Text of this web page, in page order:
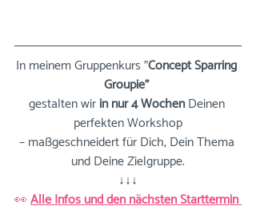
In meinem Gruppenkurs "Concept Sparring
Groupie"
gestalten wir in nur 4 Wochen Deinen
perfekten Workshop
– maßgeschneidert für Dich, Dein Thema
und Deine Zielgruppe.
↓↓↓
👀Alle Infos und den nächsten Starttermin